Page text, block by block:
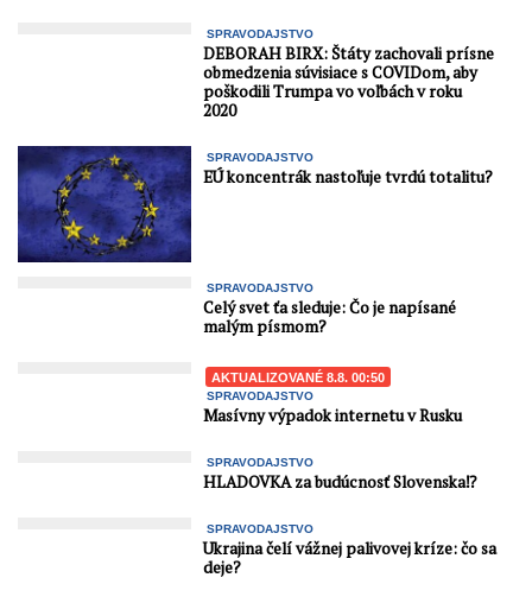
SPRAVODAJSTVO
DEBORAH BIRX: Štáty zachovali prísne
obmedzenia súvisiace s COVIDom, aby
poškodili Trumpa vo voľbách v roku
2020
SPRAVODAJSTVO
EÚ koncentrák nastoľuje tvrdú totalitu?
SPRAVODAJSTVO
Celý svet ťa sleduje: Čo je napísané
malým písmom?
AKTUALIZOVANÉ 8.8. 00:50
SPRAVODAJSTVO
Masívny výpadok internetu v Rusku
SPRAVODAJSTVO
HLADOVKA za budúcnosť Slovenska⁉️
SPRAVODAJSTVO
Ukrajina čelí vážnej palivovej kríze: čo sa
deje?